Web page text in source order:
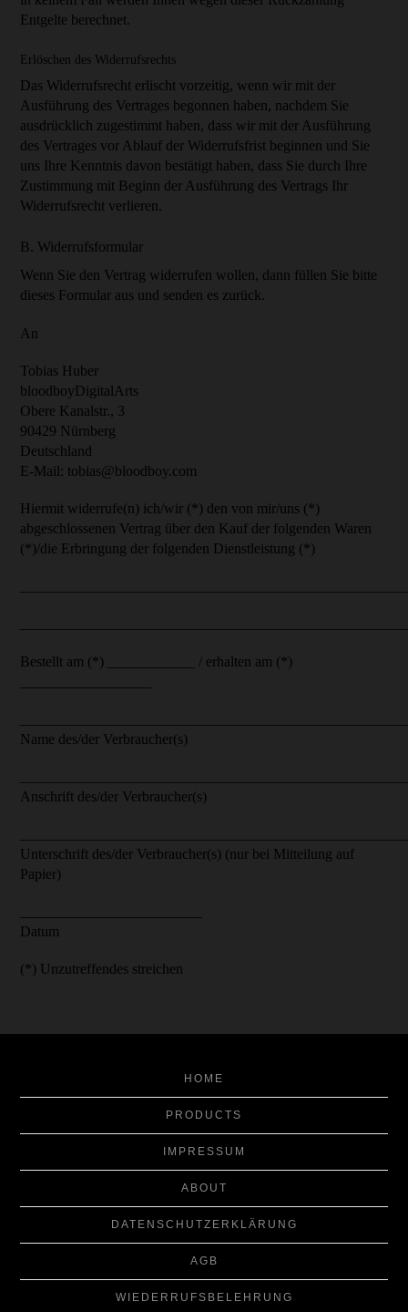
Entgelte berechnet.
Erlöschen des Widerrufsrechts
Das Widerrufsrecht erlischt vorzeitig, wenn wir mit der
Ausführung des Vertrages begonnen haben, nachdem Sie
ausdrücklich zugestimmt haben, dass wir mit der Ausführung
des Vertrages vor Ablauf der Widerrufsfrist beginnen und Sie
uns Ihre Kenntnis davon bestätigt haben, dass Sie durch Ihre
Zustimmung mit Beginn der Ausführung des Vertrags Ihr
Widerrufsrecht verlieren.
B. Widerrufsformular
Wenn Sie den Vertrag widerrufen wollen, dann füllen Sie bitte
dieses Formular aus und senden es zurück.
An
Tobias Huber
bloodboyDigitalArts
Obere Kanalstr., 3
90429 Nürnberg
Deutschland
E-Mail: tobias@bloodboy.com
Hiermit widerrufe(n) ich/wir (*) den von mir/uns (*)
abgeschlossenen Vertrag über den Kauf der folgenden Waren
(*)/die Erbringung der folgenden Dienstleistung (*)
Bestellt am (*) ____________ / erhalten am (*)
Name des/der Verbraucher(s)
Anschrift des/der Verbraucher(s)
Unterschrift des/der Verbraucher(s) (nur bei Mitteilung auf
Papier)
Datum
(*) Unzutreffendes streichen
HOME
PRODUCTS
IMPRESSUM
ABOUT
DATENSCHUTZERKLÄRUNG
AGB
WIEDERRUFSBELEHRUNG